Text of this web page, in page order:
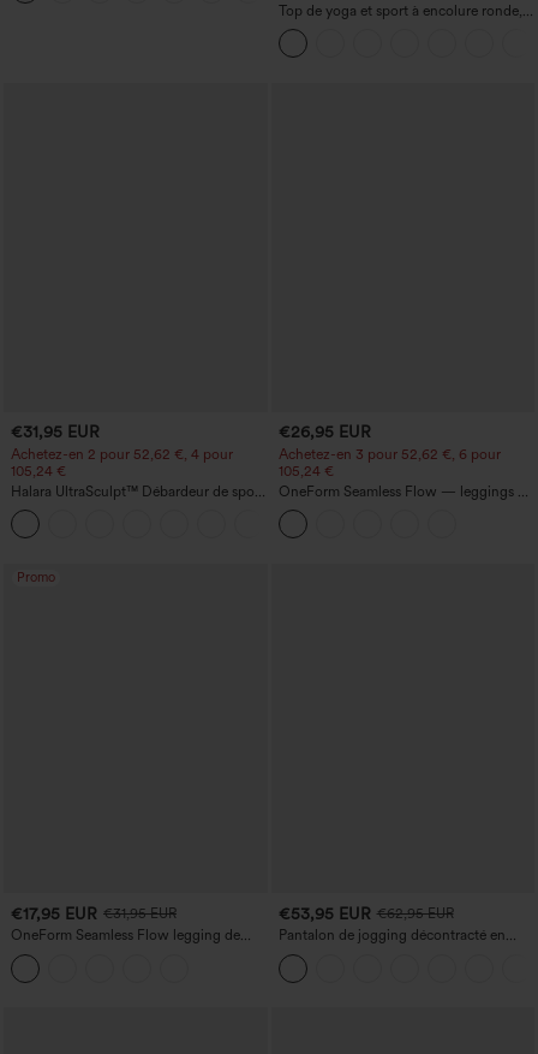
Top de yoga et sport à encolure ronde,
manches courtes, à fronces, effet
rafraîchissant au toucher - UPF50+
€31,95 EUR
Achetez-en 2 pour 52,62 €, 4 pour
105,24 €
Halara UltraSculpt™ Débardeur de sport
à col rond et ourlet arrondi
€26,95 EUR
Achetez-en 3 pour 52,62 €, 6 pour
105,24 €
OneForm Seamless Flow — leggings de
yoga sans coutures, taille mi-haute, effet
gainant pour le ventre et liftant pour les
fesses
Promo
€17,95 EUR €31,95 EUR
OneForm Seamless Flow legging de
yoga taille haute, gainant pour le ventre
et effet rehausseur de fesses
€53,95 EUR €62,95 EUR
Pantalon de jogging décontracté en
French terry à imprimé denim, taille mi-
haute, style jean, avec poches